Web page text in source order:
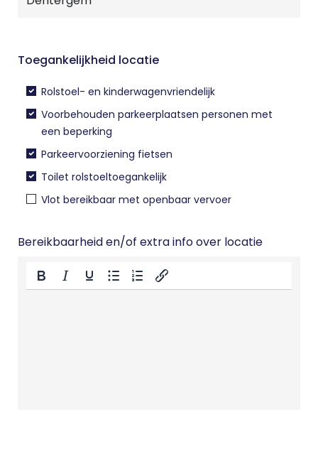
Toegankelijkheid locatie
Rolstoel- en kinderwagenvriendelijk
Voorbehouden parkeerplaatsen personen met
een beperking
Parkeervoorziening fietsen
Toilet rolstoeltoegankelijk
Vlot bereikbaar met openbaar vervoer
Bereikbaarheid en/of extra info over locatie